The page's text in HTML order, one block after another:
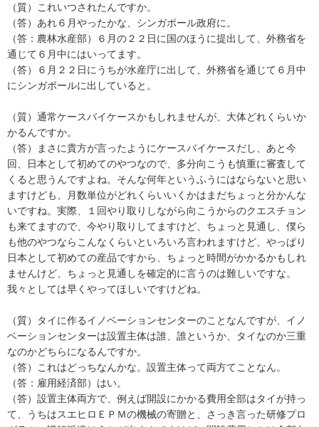
（質）これいつされたんですか。
（答）あれ６月やったかな、シンガポール政府に。
（答：農林水産部）６月の２２日に国のほうに提出して、外務省を
通じて６月中にはいってます。
（答）６月２２日にうちが水産庁に出して、外務省を通じて６月中
にシンガポールに出していると。
（質）通常ケースバイケースかもしれませんが、大体どれくらいか
かるんですか。
（答）まさに貴方が言ったようにケースバイケースだし、あと今
回、日本として初めてのやつなので、多分向こうも慎重に審査して
くると思うんですよね。そんな何年というふうにはならないと思い
ますけども、月数単位がどれくらいいくかはまだちょっと分かんな
いですね。実際、１回やり取りしながら向こうからのクエスチョン
も来てますので、今やり取りしてますけど、ちょっと見通し、僕ら
も他のやつならこんなくらいといろいろ言われますけど、やっぱり
日本として初めての産品ですから、ちょっと時間がかかるかもしれ
ませんけど、ちょっと見通しを確定的に言うのは難しいですな。
我々としては早くやってほしいですけどね。
（質）タイに作るイノベーションセンターのことなんですが、イノ
ベーションセンターは設置主体は誰、誰というか、タイなのか三重
なのかどちらになるんですか。
（答）これはどっちなんかな。設置主体って両方てことなん。
（答：雇用経済部）はい。
（答）設置主体両方で、例えば開設にかかる費用全部はタイが持っ
て、うちはスエヒロＥＰＭの機械の寄贈と、さっき言った研修プロ